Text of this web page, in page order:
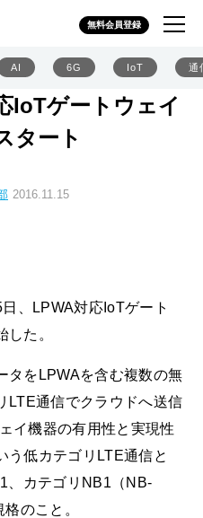
無料会員登録
AI 6G IoT 通
IoTゲートウェイ
タート
2016.11.15
、LPWA対応IoTゲート
した。
タをLPWAを含む複数の無
LTE通信でクラウドへ送信
イ機器の有用性と実現性
う低カテゴリLTE通信と
、カテゴリNB1（NB-
のこと。